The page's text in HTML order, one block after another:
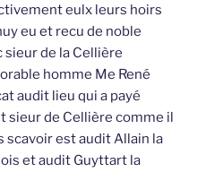
eulx leurs hoirs
eu et recu de noble
de la Cellière
homme Me René
audit lieu qui a payé
sieur de Cellière comme il
scavoir est audit Allain la
et audit Guyttart la